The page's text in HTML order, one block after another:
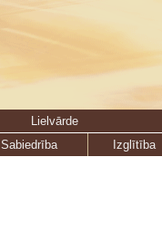
Lielvārde
Sabiedrība
Izglītība